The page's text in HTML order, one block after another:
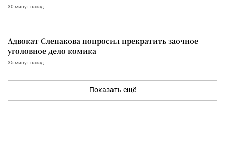
30 минут назад
Адвокат Слепакова попросил прекратить заочное
уголовное дело комика
35 минут назад
Показать ещё